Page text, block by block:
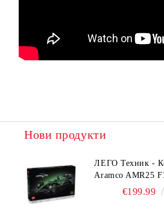
Нови продукти
ЛЕГО Техник -
Aramco AMR25
€199.99